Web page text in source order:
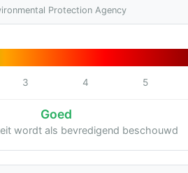
Protection Agency
3 4 5
Goed
wordt als bevredigend beschouwd